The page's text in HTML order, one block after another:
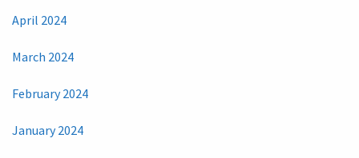
April 2024
March 2024
February 2024
January 2024